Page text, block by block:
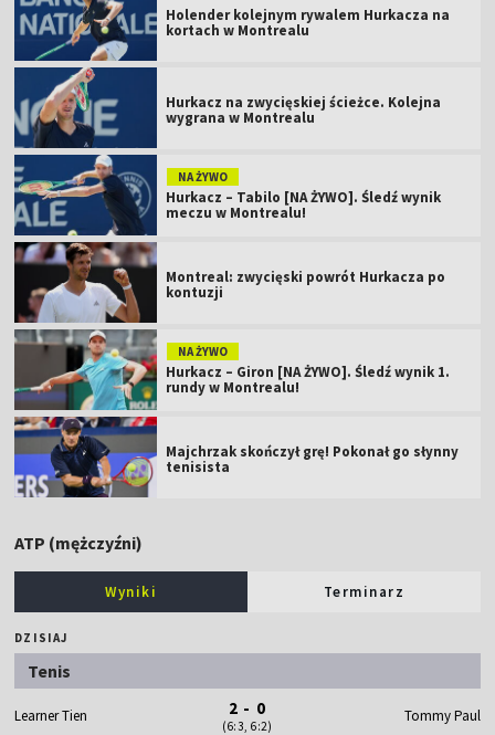
Holender kolejnym rywalem Hurkacza na
kortach w Montrealu
Hurkacz na zwycięskiej ścieżce. Kolejna
wygrana w Montrealu
NA ŻYWO
Hurkacz – Tabilo [NA ŻYWO]. Śledź wynik
meczu w Montrealu!
Montreal: zwycięski powrót Hurkacza po
kontuzji
NA ŻYWO
Hurkacz – Giron [NA ŻYWO]. Śledź wynik 1.
rundy w Montrealu!
Majchrzak skończył grę! Pokonał go słynny
tenisista
ATP (mężczyźni)
Wyniki Terminarz
DZISIAJ
Tenis
Learner Tien 2 - 0
(6:3, 6:2)
Tommy Paul